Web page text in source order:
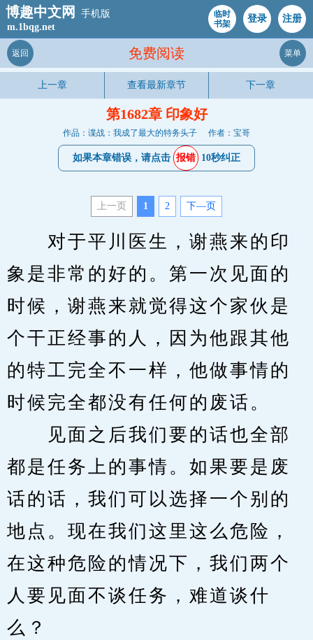
博趣中文网
手机版
m.1bqg.net
临时
书架
登录 注册
免费阅读
返回 菜单
上一章 查看最新章节 下一章
第1682章 印象好
作品：谍战：我成了最大的特务头子 作者：宝哥
如果本章错误，请点击 报错 10秒纠正
上一页 1 2 下—页
对于平川医生，谢燕来的印
象是非常的好的。第一次见面的
时候，谢燕来就觉得这个家伙是
个干正经事的人，因为他跟其他
的特工完全不一样，他做事情的
时候完全都没有任何的废话。
见面之后我们要的话也全部
都是任务上的事情。如果要是废
话的话，我们可以选择一个别的
地点。现在我们这里这么危险，
在这种危险的情况下，我们两个
人要见面不谈任务，难道谈什
么？